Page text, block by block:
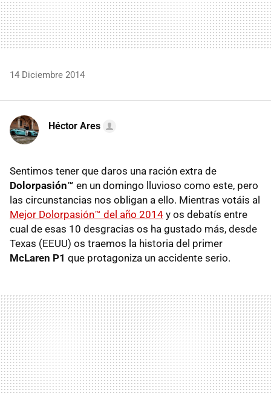
14 Diciembre 2014
Héctor Ares
Sentimos tener que daros una ración extra de
Dolorpasión™ en un domingo lluvioso como este, pero
las circunstancias nos obligan a ello. Mientras votáis al
Mejor Dolorpasión™ del año 2014 y os debatís entre
cual de esas 10 desgracias os ha gustado más, desde
Texas (EEUU) os traemos la historia del primer
McLaren P1 que protagoniza un accidente serio.